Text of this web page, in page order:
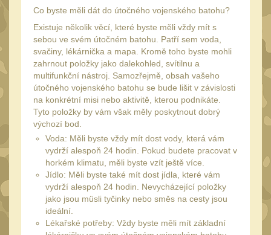
Dvojnožky39
Dvojnožky na hlaveň2
Dvojnožky pro picatinny
Dvojnožky pro M-LOK 9
Dvojnožky pro Keymod
Dvojnožky na otočný
15
Popruhy a poutka 40
Príslušenstvo
OPTIKY
Co byste měli dát do útočného vojenského batohu?
Existuje několik věcí, které byste měli vždy mít s
sebou ve svém útočném batohu. Patří sem voda,
svačiny, lékárnička a mapa. Kromě toho byste mohli
zahrnout položky jako dalekohled, svítilnu a
multifunkční nástroj. Samozřejmě, obsah vašeho
útočného vojenského batohu se bude lišit v závislosti
na konkrétní misi nebo aktivitě, kterou podnikáte.
Tyto položky by vám však měly poskytnout dobrý
výchozí bod.
Voda: Měli byste vždy mít dost vody, která vám
vydrží alespoň 24 hodin. Pokud budete pracovat v
horkém klimatu, měli byste vzít ještě více.
Jídlo: Měli byste také mít dost jídla, které vám
vydrží alespoň 24 hodin. Nevycházející položky
jako jsou müsli tyčinky nebo směs na cesty jsou
ideální.
Lékařské potřeby: Vždy byste měli mít základní